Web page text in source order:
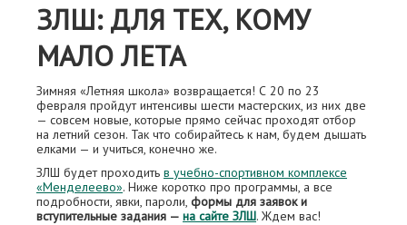
ЗЛШ: ДЛЯ ТЕХ, КОМУ
МАЛО ЛЕТА
Зимняя «Летняя школа» возвращается! С 20 по 23
февраля пройдут интенсивы шести мастерских, из них две
— совсем новые, которые прямо сейчас проходят отбор
на летний сезон. Так что собирайтесь к нам, будем дышать
елками — и учиться, конечно же.
ЗЛШ будет проходить в учебно-спортивном комплексе
«Менделеево». Ниже коротко про программы, а все
подробности, явки, пароли, формы для заявок и
вступительные задания — на сайте ЗЛШ. Ждем вас!